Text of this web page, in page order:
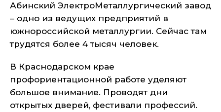
Абинский ЭлектроМеталлургический завод
– одно из ведущих предприятий в
южнороссийской металлургии. Сейчас там
трудятся более 4 тысяч человек.
В Краснодарском крае
профориентационной работе уделяют
большое внимание. Проводят дни
открытых дверей, фестивали профессий.